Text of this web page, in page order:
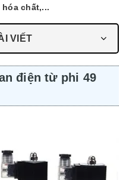
chất,...
VIẾT
điện từ phi 49